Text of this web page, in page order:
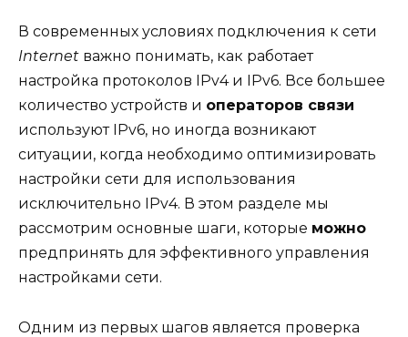
В современных условиях подключения к сети
Internet важно понимать, как работает
настройка протоколов IPv4 и IPv6. Все большее
количество устройств и операторов связи
используют IPv6, но иногда возникают
ситуации, когда необходимо оптимизировать
настройки сети для использования
исключительно IPv4. В этом разделе мы
рассмотрим основные шаги, которые можно
предпринять для эффективного управления
настройками сети.
Одним из первых шагов является проверка